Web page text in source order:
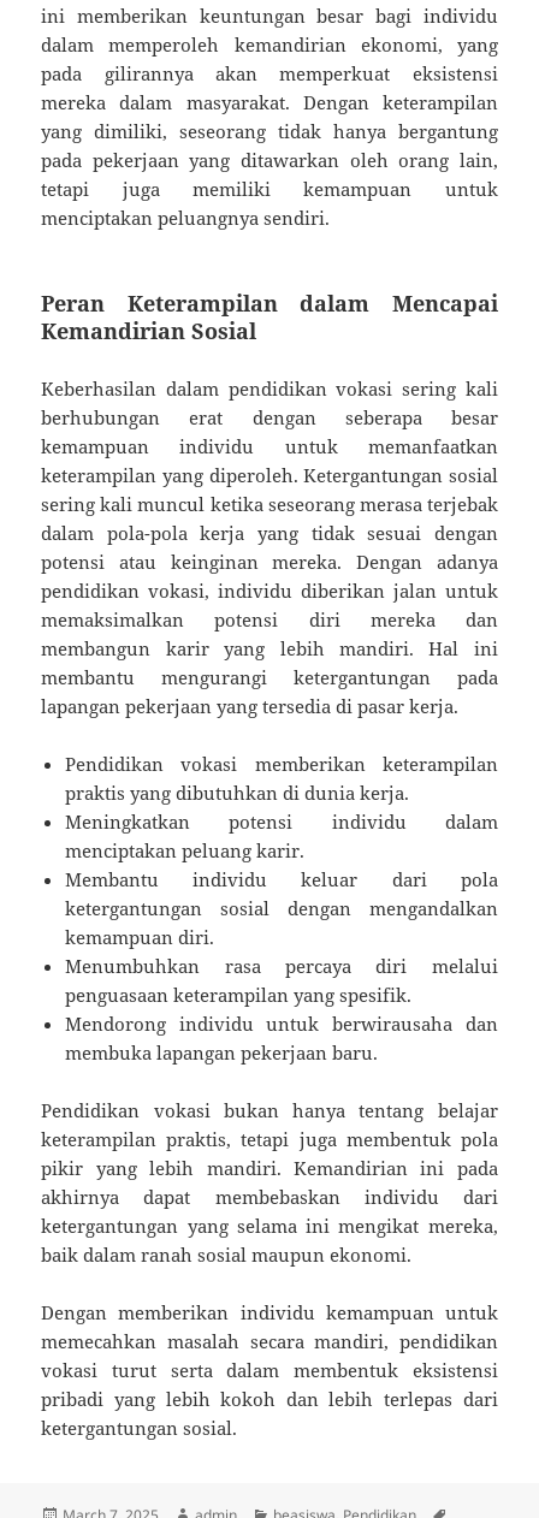
ini memberikan keuntungan besar bagi individu
dalam memperoleh kemandirian ekonomi, yang
pada gilirannya akan memperkuat eksistensi
mereka dalam masyarakat. Dengan keterampilan
yang dimiliki, seseorang tidak hanya bergantung
pada pekerjaan yang ditawarkan oleh orang lain,
tetapi juga memiliki kemampuan untuk
menciptakan peluangnya sendiri.
Peran Keterampilan dalam Mencapai
Kemandirian Sosial
Keberhasilan dalam pendidikan vokasi sering kali
berhubungan erat dengan seberapa besar
kemampuan individu untuk memanfaatkan
keterampilan yang diperoleh. Ketergantungan sosial
sering kali muncul ketika seseorang merasa terjebak
dalam pola-pola kerja yang tidak sesuai dengan
potensi atau keinginan mereka. Dengan adanya
pendidikan vokasi, individu diberikan jalan untuk
memaksimalkan potensi diri mereka dan
membangun karir yang lebih mandiri. Hal ini
membantu mengurangi ketergantungan pada
lapangan pekerjaan yang tersedia di pasar kerja.
Pendidikan vokasi memberikan keterampilan
praktis yang dibutuhkan di dunia kerja.
Meningkatkan potensi individu dalam
menciptakan peluang karir.
Membantu individu keluar dari pola
ketergantungan sosial dengan mengandalkan
kemampuan diri.
Menumbuhkan rasa percaya diri melalui
penguasaan keterampilan yang spesifik.
Mendorong individu untuk berwirausaha dan
membuka lapangan pekerjaan baru.
Pendidikan vokasi bukan hanya tentang belajar
keterampilan praktis, tetapi juga membentuk pola
pikir yang lebih mandiri. Kemandirian ini pada
akhirnya dapat membebaskan individu dari
ketergantungan yang selama ini mengikat mereka,
baik dalam ranah sosial maupun ekonomi.
Dengan memberikan individu kemampuan untuk
memecahkan masalah secara mandiri, pendidikan
vokasi turut serta dalam membentuk eksistensi
pribadi yang lebih kokoh dan lebih terlepas dari
ketergantungan sosial.
Posted
Author Categories